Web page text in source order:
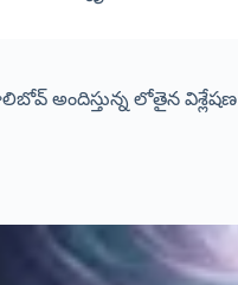
అందిస్తున్న లోతైన విశ్లేషణ